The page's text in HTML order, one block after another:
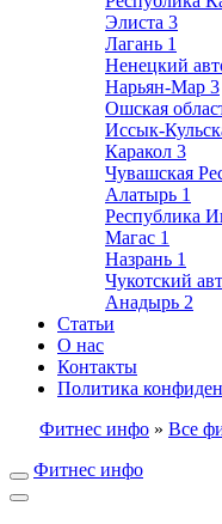
Элиста 3
Лагань 1
Ненецкий
Нарьян-Мар 3
Ошская
Иссык-
Каракол 3
Чувашская
Алатырь 1
Республика
Магас 1
Назрань 1
Чукотский
Анадырь 2
Статьи
О нас
Контакты
Политика
Фитнес инфо » Все
Фитнес инфо